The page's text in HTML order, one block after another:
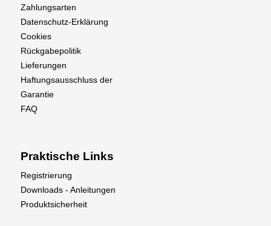
Zahlungsarten
Datenschutz-Erklärung
Cookies
Rückgabepolitik
Lieferungen
Haftungsausschluss der
Garantie
FAQ
Praktische Links
Registrierung
Downloads - Anleitungen
Produktsicherheit